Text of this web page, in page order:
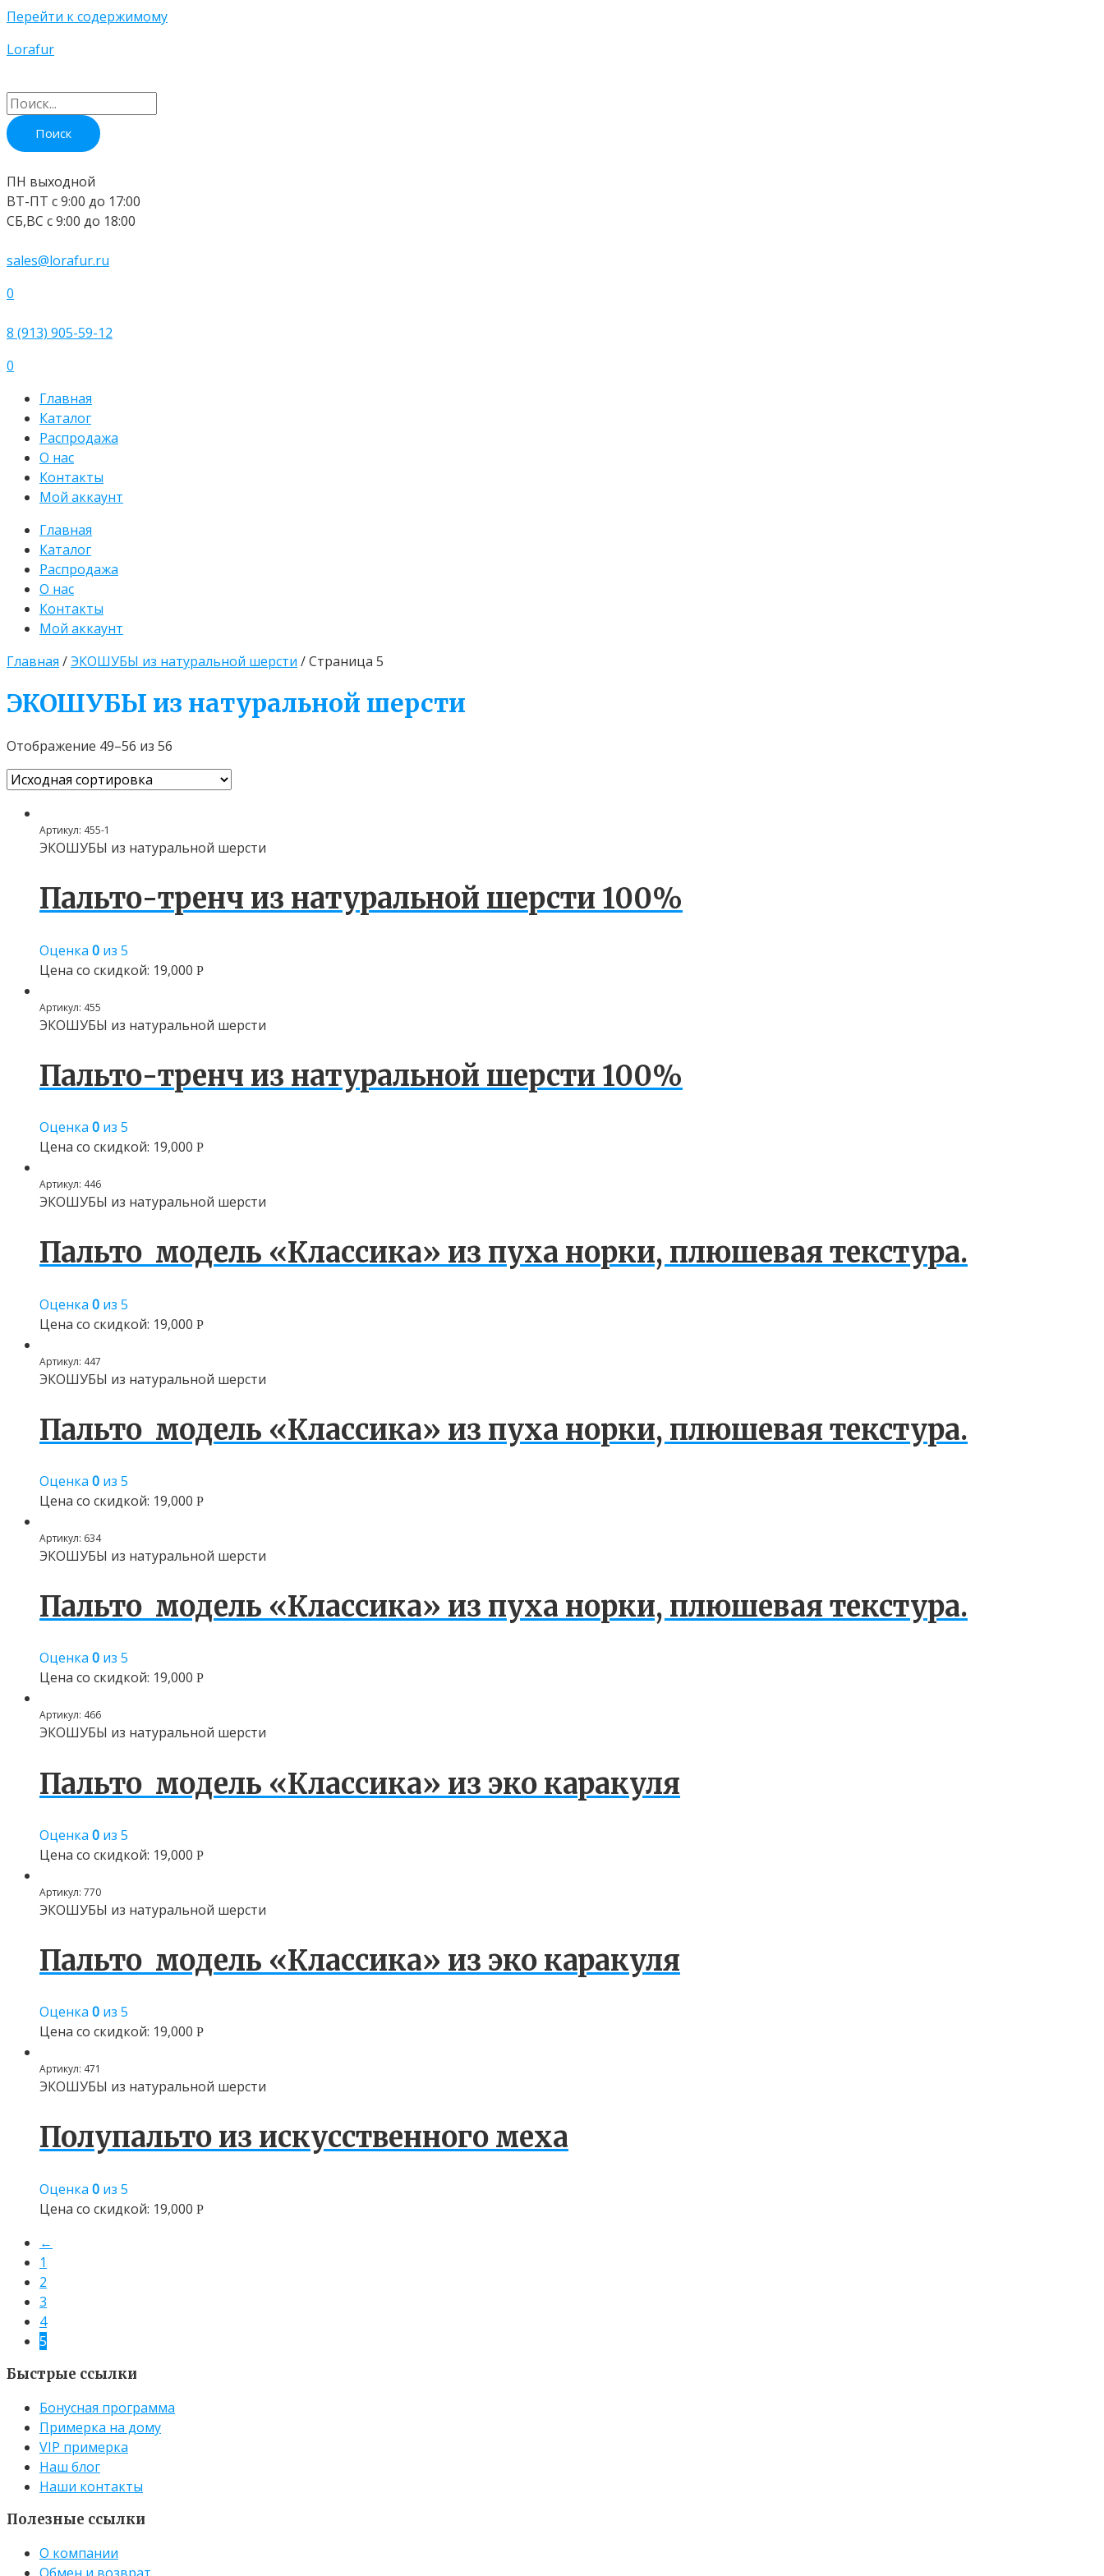
Перейти к содержимому
Lorafur
ПН выходной
ВТ-ПТ c 9:00 до 17:00
СБ,ВС с 9:00 до 18:00
sales@lorafur.ru
0
8 (913) 905-59-12
0
Главная
Каталог
Распродажа
О нас
Контакты
Мой аккаунт
Главная
Каталог
Распродажа
О нас
Контакты
Мой аккаунт
Главная /ЭКОШУБЫ из натуральной шерсти / Страница 5
ЭКОШУБЫ из натуральной шерсти
Отображение 49–56 из 56
Артикул: 455-1
ЭКОШУБЫ из натуральной шерсти
Пальто-тренч из натуральной шерсти 100%
Оценка 0 из 5
Цена со скидкой: 19,000 Р
Артикул: 455
ЭКОШУБЫ из натуральной шерсти
Пальто-тренч из натуральной шерсти 100%
Оценка 0 из 5
Цена со скидкой: 19,000 Р
Артикул: 446
ЭКОШУБЫ из натуральной шерсти
Пальто модель «Классика» из пуха норки, плюшевая текстура.
Оценка 0 из 5
Цена со скидкой: 19,000 Р
Артикул: 447
ЭКОШУБЫ из натуральной шерсти
Пальто модель «Классика» из пуха норки, плюшевая текстура.
Оценка 0 из 5
Цена со скидкой: 19,000 Р
Артикул: 634
ЭКОШУБЫ из натуральной шерсти
Пальто модель «Классика» из пуха норки, плюшевая текстура.
Оценка 0 из 5
Цена со скидкой: 19,000 Р
Артикул: 466
ЭКОШУБЫ из натуральной шерсти
Пальто модель «Классика» из эко каракуля
Оценка 0 из 5
Цена со скидкой: 19,000 Р
Артикул: 770
ЭКОШУБЫ из натуральной шерсти
Пальто модель «Классика» из эко каракуля
Оценка 0 из 5
Цена со скидкой: 19,000 Р
Артикул: 471
ЭКОШУБЫ из натуральной шерсти
Полупальто из искусственного меха
Оценка 0 из 5
Цена со скидкой: 19,000 Р
←
1
2
3
4
5
Быстрые ссылки
Бонусная программа
Примерка на дому
VIP примерка
Наш блог
Наши контакты
Полезные ссылки
О компании